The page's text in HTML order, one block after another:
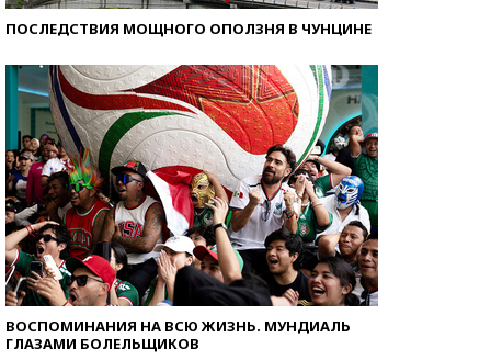
ПОСЛЕДСТВИЯ МОЩНОГО ОПОЛЗНЯ В ЧУНЦИНЕ
ВОСПОМИНАНИЯ НА ВСЮ ЖИЗНЬ. МУНДИАЛЬ
ГЛАЗАМИ БОЛЕЛЬЩИКОВ